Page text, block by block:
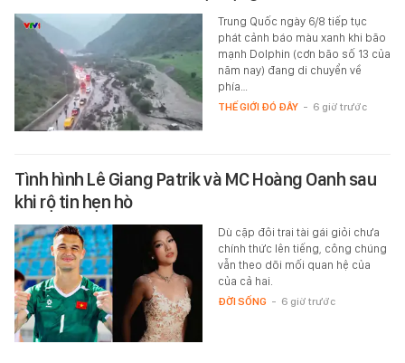
Trung Quốc ngày 6/8 tiếp tục
phát cảnh báo màu xanh khi bão
mạnh Dolphin (cơn bão số 13 của
năm nay) đang di chuyển về
phía…
THẾ GIỚI ĐÓ ĐÂY - 6 giờ trước
Tình hình Lê Giang Patrik và MC Hoàng Oanh sau
khi rộ tin hẹn hò
Dù cặp đôi trai tài gái giỏi chưa
chính thức lên tiếng, công chúng
vẫn theo dõi mối quan hệ của
của cả hai.
ĐỜI SỐNG - 6 giờ trước